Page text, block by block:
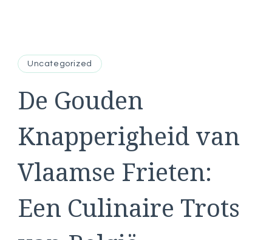
Uncategorized
De Gouden
Knapperigheid van
Vlaamse Frieten:
Een Culinaire Trots